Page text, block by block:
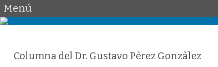
Menú
Columna del Dr. Gustavo Pèrez Gonzàlez